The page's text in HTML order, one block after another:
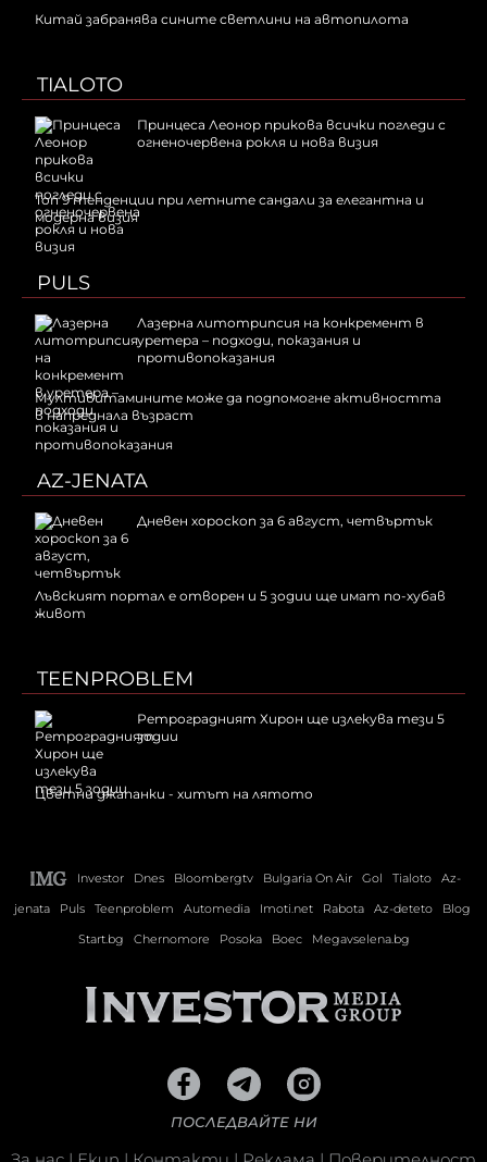
Китай забранява сините светлини на автопилота
TIALOTO
Принцеса Леонор прикова всички погледи с
огненочервена рокля и нова визия
Топ 9 тенденции при летните сандали за елегантна и
модерна визия
PULS
Лазерна литотрипсия на конкремент в
уретера – подходи, показания и
противопоказания
Мултивитамините може да подпомогне активността
в напреднала възраст
AZ-JENATA
Дневен хороскоп за 6 август, четвъртък
Лъвският портал е отворен и 5 зодии ще имат по-хубав
живот
TEENPROBLEM
Ретроградният Хирон ще излекува тези 5
зодии
Цветни джапанки - хитът на лятото
Investor Dnes Bloombergtv Bulgaria On Air Gol Tialoto
Az-
jenata
Puls Teenproblem Automedia Imoti.net Rabota Az-deteto
Blog
Start.bg
Chernomore Posoka Boec Megavselena.bg
ПОСЛЕДВАЙТЕ НИ